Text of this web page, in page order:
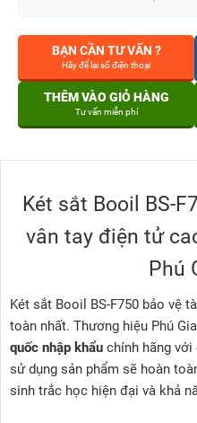
BẠN CẦN TƯ VẤN ?
Hãy để lại số điện thoại
THÊM VÀO GIỎ HÀNG
Tư vấn miễn phí
Két sắt Booil BS-
vân tay điện tử
Phú
Két sắt Booil BS-F750 bảo vệ
toàn nhất. Thương hiệu Phú
quốc nhập khẩu chính hãng
sử dụng sản phẩm sẽ hoàn
sinh trắc học hiện đại và khả